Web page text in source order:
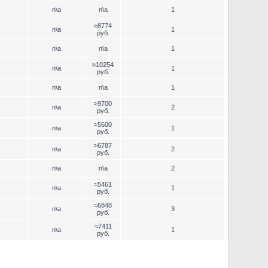
n\a n\a 1
n\a
≈8774
руб.
1
n\a n\a 1
n\a
≈10254
руб.
1
n\a n\a 1
n\a
≈9700
руб.
2
n\a
≈5600
руб.
1
n\a
≈6787
руб.
2
n\a n\a 2
n\a
≈5461
руб.
1
n\a
≈6848
руб.
3
n\a
≈7411
руб.
1